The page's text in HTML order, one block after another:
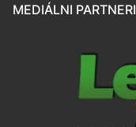
MEDIÁLNI PARTNERI